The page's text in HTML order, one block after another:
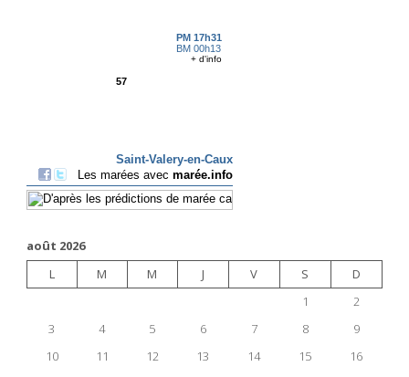
août 2026
L
M M J V S
D
1
2
3
4 5 6 7 8
9
10
11 12 13 14 15
16